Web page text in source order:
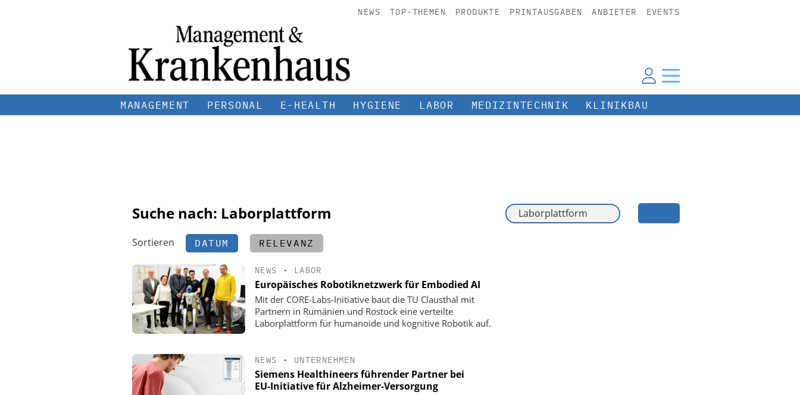
NEWS TOP-THEMEN PRODUKTE PRINTAUSGABEN ANBIETER EVENTS
MANAGEMENT PERSONAL E-HEALTH HYGIENE LABOR MEDIZINTECHNIK KLINIKBAU
Suche nach: Laborplattform
Sortieren DATUM RELEVANZ
NEWS • LABOR
Europäisches Robotiknetzwerk für Embodied AI
Mit der CORE-Labs-Initiative baut die TU Clausthal mit
Partnern in Rumänien und Rostock eine verteilte
Laborplattform für humanoide und kognitive Robotik auf.
NEWS • UNTERNEHMEN
Siemens Healthineers führender Partner bei
EU‑Initiative für Alzheimer‑Versorgung